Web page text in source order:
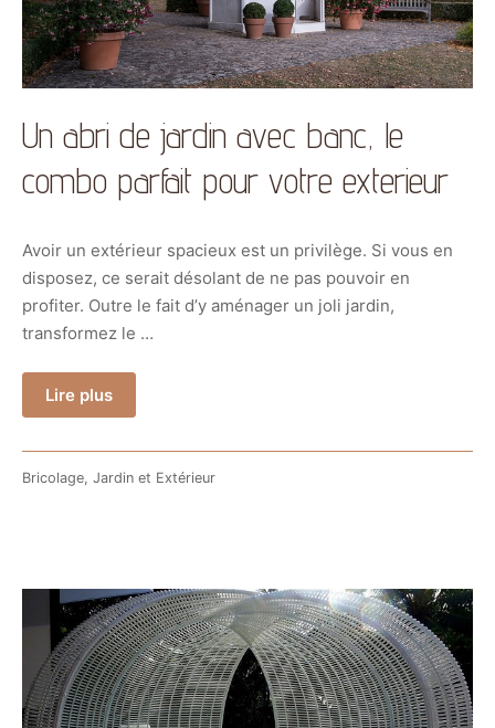
Un abri de jardin avec banc, le
combo parfait pour votre exterieur
Avoir un extérieur spacieux est un privilège. Si vous en
disposez, ce serait désolant de ne pas pouvoir en
profiter. Outre le fait d’y aménager un joli jardin,
transformez le …
Lire plus
Bricolage, Jardin et Extérieur